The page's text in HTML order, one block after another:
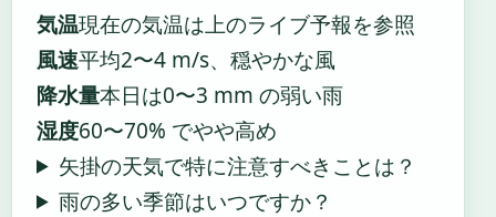
気温現在の気温は上のライブ予報を参照
風速平均2〜4 m/s、穏やかな風
降水量本日は0〜3 mm の弱い雨
湿度60〜70% でやや高め
矢掛の天気で特に注意すべきことは？
雨の多い季節はいつですか？